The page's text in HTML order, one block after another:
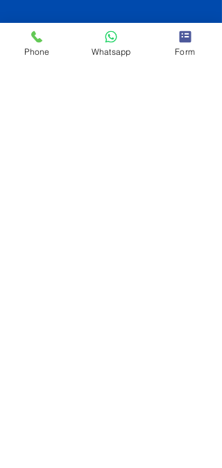
Phone Whatsapp Form